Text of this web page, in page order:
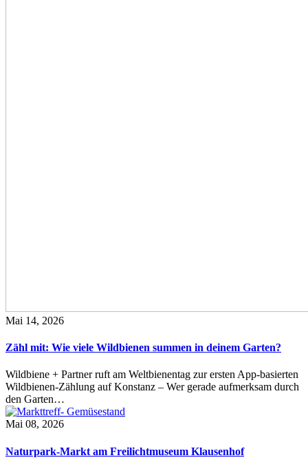
Mai 14, 2026
Zähl mit: Wie viele Wildbienen summen in deinem Garten?
Wildbiene + Partner ruft am Weltbienentag zur ersten App-basierten
Wildbienen-Zählung auf Konstanz – Wer gerade aufmerksam durch
den Garten…
Mai 08, 2026
Naturpark-Markt am Freilichtmuseum Klausenhof